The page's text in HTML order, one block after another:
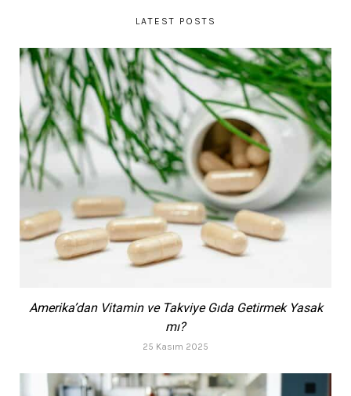
LATEST POSTS
Amerika’dan Vitamin ve Takviye Gıda Getirmek Yasak
mı?
25 Kasım 2025